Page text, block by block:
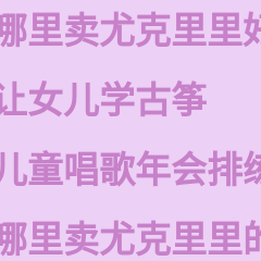
里卖尤克里里
女儿学古筝
童唱歌年会排
里卖尤克里里